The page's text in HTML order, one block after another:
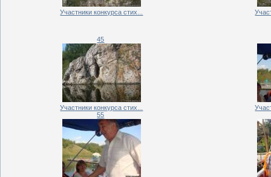
Участники конкурса стих...
45
Участники конкурса стих...
55